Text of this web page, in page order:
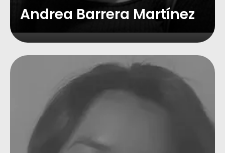
Andrea Barrera Martínez